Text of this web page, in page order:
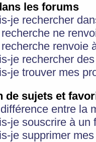
les forums
je rechercher
ne
renvoie
je rechercher
je trouver mes
de sujets et
entre la
je souscrire à
je supprimer